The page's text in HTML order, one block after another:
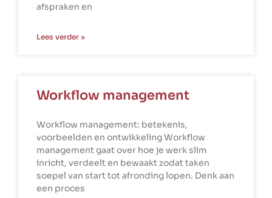
afspraken en
Lees verder »
Workflow management
Workflow management: betekenis,
voorbeelden en ontwikkeling Workflow
management gaat over hoe je werk slim
inricht, verdeelt en bewaakt zodat taken
soepel van start tot afronding lopen. Denk aan
een proces